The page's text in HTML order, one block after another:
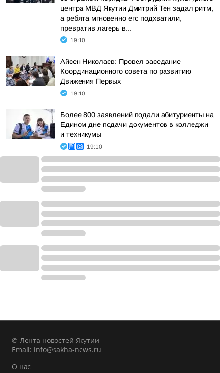
центра МВД Якутии Дмитрий Тен задал ритм,
а ребята мгновенно его подхватили,
превратив лагерь в...
19:10
Айсен Николаев: Провел заседание
Координационного совета по развитию
Движения Первых
19:10
Более 800 заявлений подали абитуриенты на
Едином дне подачи документов в колледжи
и техникумы
19:10
© Лента новостей Якутии
Email: info@sakha-news.ru
О нас